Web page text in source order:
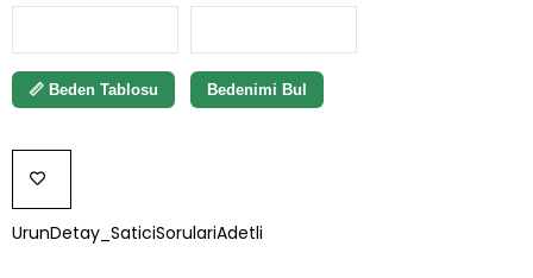
📏 Beden Tablosu Bedenimi Bul
КЪМ
UrunDetay_SaticiSorulariAdetli